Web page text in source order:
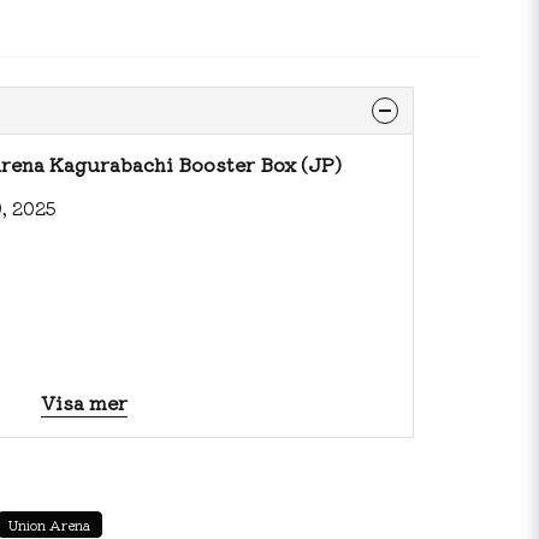
Kagurabachi Booster Box (JP)
2025
Visa mer
Union Arena